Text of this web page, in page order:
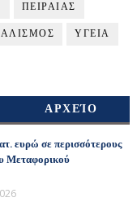
ΠΕΙΡΑΙΑΣ
ΥΓΕΙΑ
ΑΡΧΕΊΟ
ευρώ σε περισσότερους
Μεταφορικού